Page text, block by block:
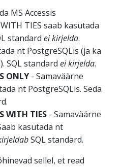
MS Accessis
TIES saab kasutada
standard ei kirjelda.
nt PostgreSQLis (ja ka
SQL standard ei kirjelda.
ONLY - Samaväärne
nt PostgreSQLis. Seda
WITH TIES - Samaväärne
kasutada nt
SQL standard.
sellel, et read